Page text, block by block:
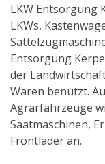
LKW Entsorgung
LKWs,
Entsorgung
der
Waren benutzt.
Agrarfahrzeuge
Saatmaschinen,
Frontlader an.